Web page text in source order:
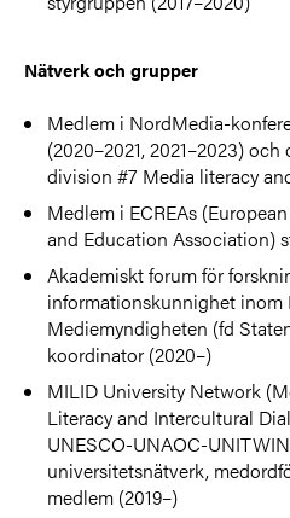
Nätverk och grupper
Medlem i NordMedia-
(2020–2021, 2021–2023)
division #7 Media literacy
Medlem i ECREAs
and Education Association)
Akademiskt forum för
informationskunnighet inom
Mediemyndigheten (fd
koordinator (2020–)
MILID University Network
Literacy and Intercultural
UNESCO-UNAOC-
universitetsnätverk,
medlem (2019–)